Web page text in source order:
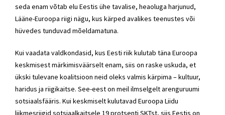
seda enam võtab elu Eestis ühe tavalise, heaoluga harjunud,
Lääne-Euroopa riigi nägu, kus kärped avalikes teenustes või
hüvedes tunduvad mõeldamatuna.
Kui vaadata valdkondasid, kus Eesti riik kulutab täna Euroopa
keskmisest märkimisväärselt enam, siis on raske uskuda, et
ükski tulevane koalitsioon neid oleks valmis kärpima – kultuur,
haridus ja riigikaitse. See-eest on meil ilmselgelt arenguruumi
sotsiaalsfääris. Kui keskmiselt kulutavad Euroopa Liidu
liikmesriigid sotsiaalkaitsele 19 protsenti SKTst, siis Eestis on